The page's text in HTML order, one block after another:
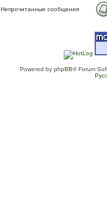
Непрочитанные сообщения
Powered by phpBB® Forum